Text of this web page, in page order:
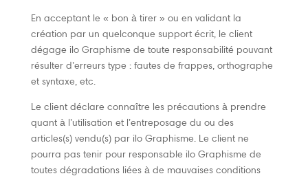
En acceptant le « bon à tirer » ou en validant la
création par un quelconque support écrit, le client
dégage ilo Graphisme de toute responsabilité pouvant
résulter d’erreurs type : fautes de frappes, orthographe
et syntaxe, etc.
Le client déclare connaître les précautions à prendre
quant à l’utilisation et l’entreposage du ou des
articles(s) vendu(s) par ilo Graphisme. Le client ne
pourra pas tenir pour responsable ilo Graphisme de
toutes dégradations liées à de mauvaises conditions